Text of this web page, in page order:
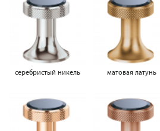
серебристый никель матовая латунь